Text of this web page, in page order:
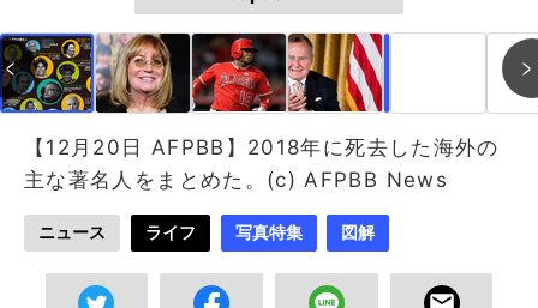
成中 画像作成中
【12月20日 AFPBB】2018年に死去した海外の
主な著名人をまとめた。(c) AFPBB News
ニュース ライフ 写真特集 図解